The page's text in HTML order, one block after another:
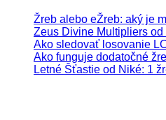
Žreb alebo eŽreb: aký je
Zeus Divine Multipliers
Ako sledovať losovanie
Ako funguje dodatočné
Letné Šťastie od Niké: 1